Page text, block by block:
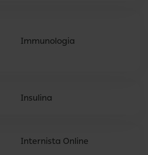
Immunologia
Insulina
Internista Online